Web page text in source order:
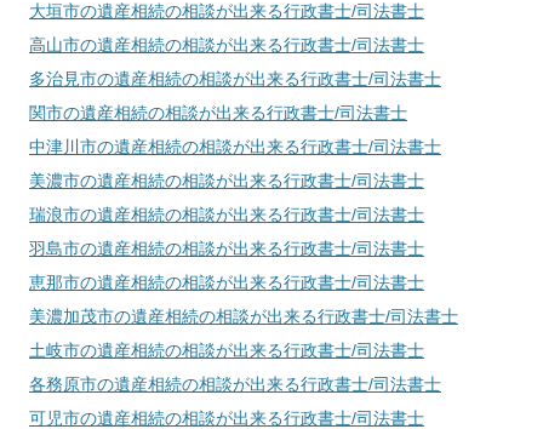
プ
大垣市の遺産相続の相談が出来る行政書士/司法書士
高山市の遺産相続の相談が出来る行政書士/司法書士
多治見市の遺産相続の相談が出来る行政書士/司法書士
関市の遺産相続の相談が出来る行政書士/司法書士
中津川市の遺産相続の相談が出来る行政書士/司法書士
美濃市の遺産相続の相談が出来る行政書士/司法書士
瑞浪市の遺産相続の相談が出来る行政書士/司法書士
羽島市の遺産相続の相談が出来る行政書士/司法書士
恵那市の遺産相続の相談が出来る行政書士/司法書士
美濃加茂市の遺産相続の相談が出来る行政書士/司法書士
土岐市の遺産相続の相談が出来る行政書士/司法書士
各務原市の遺産相続の相談が出来る行政書士/司法書士
可児市の遺産相続の相談が出来る行政書士/司法書士